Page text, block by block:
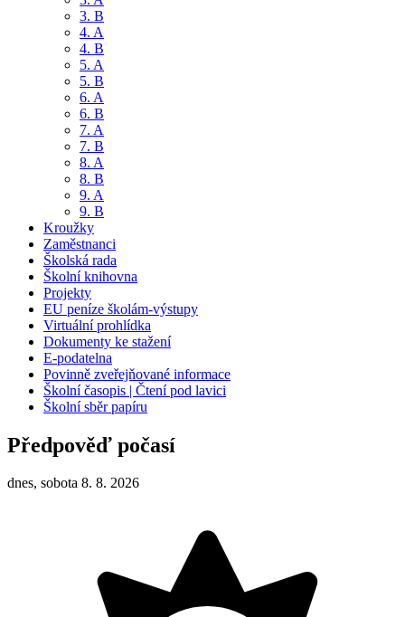
3. B
4. A
4. B
5. A
5. B
6. A
6. B
7. A
7. B
8. A
8. B
9. A
9. B
Kroužky
Zaměstnanci
Školská rada
Školní knihovna
Projekty
EU peníze školám-výstupy
Virtuální prohlídka
Dokumenty ke stažení
E-podatelna
Povinně zveřejňované informace
Školní časopis | Čtení pod lavici
Školní sběr papíru
Předpověď počasí
dnes, sobota 8. 8. 2026